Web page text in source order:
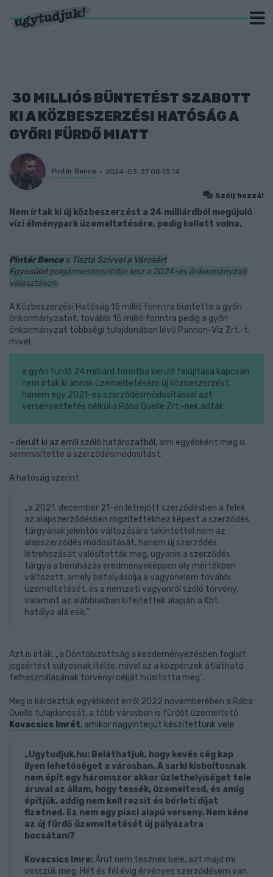
30 MILLIÓS BÜNTETÉST SZABOTT
KI A KÖZBESZERZÉSI HATÓSÁG A
GYŐRI FÜRDŐ MIATT
Pintér Bence 2024-03-27 08:13:14
Szólj hozzá!
Nem írtak ki új közbeszerzést a 24 milliárdból megújuló
vízi élménypark üzemeltetésére, pedig kellett volna.
Pintér Bencea Tiszta Szívvel a Városért
Egyesületpolgármesterjelöltje lesz a 2024-es önkormányzati
választáson.
A Közbeszerzési Hatóság 15 millió forintra büntette a győri
önkormányzatot, további 15 millió forintra pedig a győri
önkormányzat többségi tulajdonában lévő Pannon-Víz Zrt.-t,
mivel
a győri fürdő 24 milliárd forintba kerülő felújítása kapcsán
nem írtak ki annak üzemeltetésére új közbeszerzést,
hanem egy 2021-es szerződésmódosítással azt
versenyeztetés nélkül a Rába Quelle Zrt.-nek adták
– derült ki az erről szóló határozatból , ami egyébként meg is
semmisítette a szerződésmódosítást.
A hatóság szerint
„a 2021. december 21-én létrejött szerződésben a felek
az alapszerződésben rögzítettekhez képest a szerződés
tárgyának jelentős változására tekintettel nem az
alapszerződés módosítását, hanem új szerződés
létrehozását valósították meg, ugyanis a szerződés
tárgya a beruházás eredményeképpen oly mértékben
változott, amely befolyásolja a vagyonelem további
üzemeltetését, és a nemzeti vagyonról szóló törvény,
valamint az alábbiakban kifejtettek alapján a Kbt.
hatálya alá esik.”
Azt is írták: „a Döntőbizottság a kezdeményezésben foglalt
jogsértést súlyosnak ítélte, mivel az a közpénzek átlátható
felhasználásának törvényi célját hiúsította meg”.
Meg is kérdeztük egyébként erről 2022 novemberében a Rába
Quelle tulajdonosát, a több városban is fürdőt üzemeltető
Kovacsics Imrét, amikor nagyinterjút készítettünk vele:
„Ugytudjuk.hu: Beláthatjuk, hogy kevés cég kap
ilyen lehetőséget a városban. A sarki kisboltosnak
nem épít egy háromszor akkor üzlethelyiséget tele
áruval az állam, hogy tessék, üzemeltesd, és amíg
építjük, addig nem kell rezsit és bérleti díjat
fizetned. Ez nem egy piaci alapú verseny. Nem kéne
az új fürdő üzemeltetését új pályázatra
bocsátani?
Kovacsics Imre:Árut nem tesznek bele, azt majd mi
vesszük meg. Hét és fél évig érvényes szerződésem van.